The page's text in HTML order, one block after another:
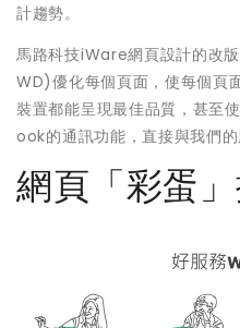
計趨勢。
馬路科技iWare網頁設計的改
WD)優化每個頁面，使每個頁
裝置都能呈現最佳品質，甚至
ook的通訊功能，直接與我們的
網頁「彩蛋